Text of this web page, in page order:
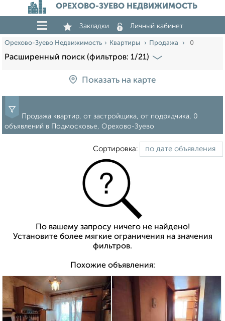
ОРЕХОВО-ЗУЕВО НЕДВИЖИМОСТЬ
Закладки Личный кабинет
Орехово-Зуево Недвижимость Квартиры Продажа 0
Расширенный поиск (фильтров: 1/21)
Показать на карте
Продажа квартир, от застройщика, от подрядчика, 0
объявлений в Подмосковье, Орехово-Зуево
Сортировка:
По вашему запросу ничего не найдено!
Установите более мягкие ограничения на значения
фильтров.
Похожие объявления: